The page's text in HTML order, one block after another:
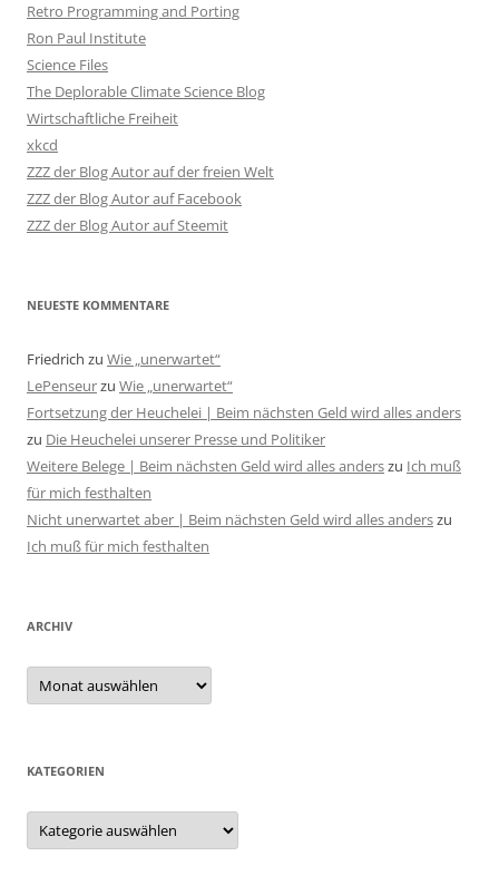
Retro Programming and Porting
Ron Paul Institute
Science Files
The Deplorable Climate Science Blog
Wirtschaftliche Freiheit
xkcd
ZZZ der Blog Autor auf der freien Welt
ZZZ der Blog Autor auf Facebook
ZZZ der Blog Autor auf Steemit
NEUESTE KOMMENTARE
Friedrich zu Wie „unerwartet“
LePenseurzu Wie „unerwartet“
Fortsetzung der Heuchelei | Beim nächsten Geld wird alles anders
zu Die Heuchelei unserer Presse und Politiker
Weitere Belege | Beim nächsten Geld wird alles anderszu Ich muß
für mich festhalten
Nicht unerwartet aber | Beim nächsten Geld wird alles anderszu
Ich muß für mich festhalten
ARCHIV
Archiv
KATEGORIEN
Kategorien